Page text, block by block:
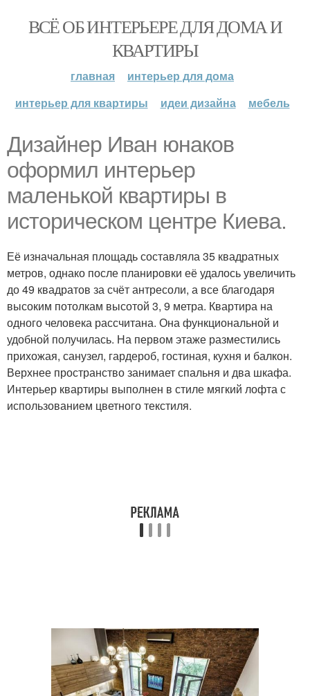
ВСЁ ОБ ИНТЕРЬЕРЕ ДЛЯ ДОМА И
КВАРТИРЫ
главная
интерьер для дома
интерьер для квартиры
идеи дизайна мебель
Дизайнер Иван юнаков
оформил интерьер
маленькой квартиры в
историческом центре Киева.
Её изначальная площадь составляла 35 квадратных
метров, однако после планировки её удалось увеличить
до 49 квадратов за счёт антресоли, а все благодаря
высоким потолкам высотой 3, 9 метра. Квартира на
одного человека рассчитана. Она функциональной и
удобной получилась. На первом этаже разместились
прихожая, санузел, гардероб, гостиная, кухня и балкон.
Верхнее пространство занимает спальня и два шкафа.
Интерьер квартиры выполнен в стиле мягкий лофта с
использованием цветного текстиля.